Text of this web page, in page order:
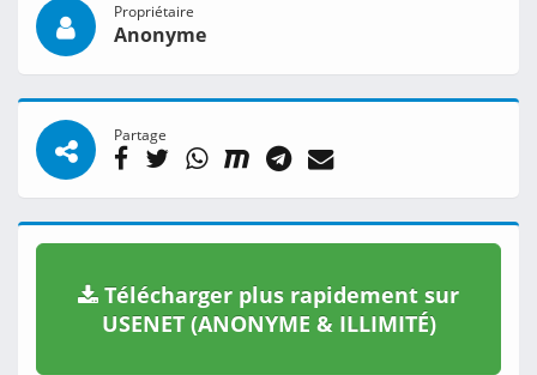
Propriétaire
Anonyme
Partage
Télécharger plus rapidement sur
USENET (ANONYME & ILLIMITÉ)